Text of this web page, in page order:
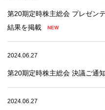
第20期定時株主総会 プレゼン
結果を掲載
2024.06.27
第20期定時株主総会 決議ご通
2024.06.27